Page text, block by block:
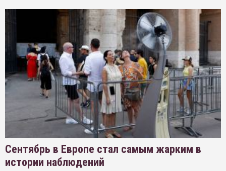
Сентябрь в Европе стал самым жарким в
истории наблюдений